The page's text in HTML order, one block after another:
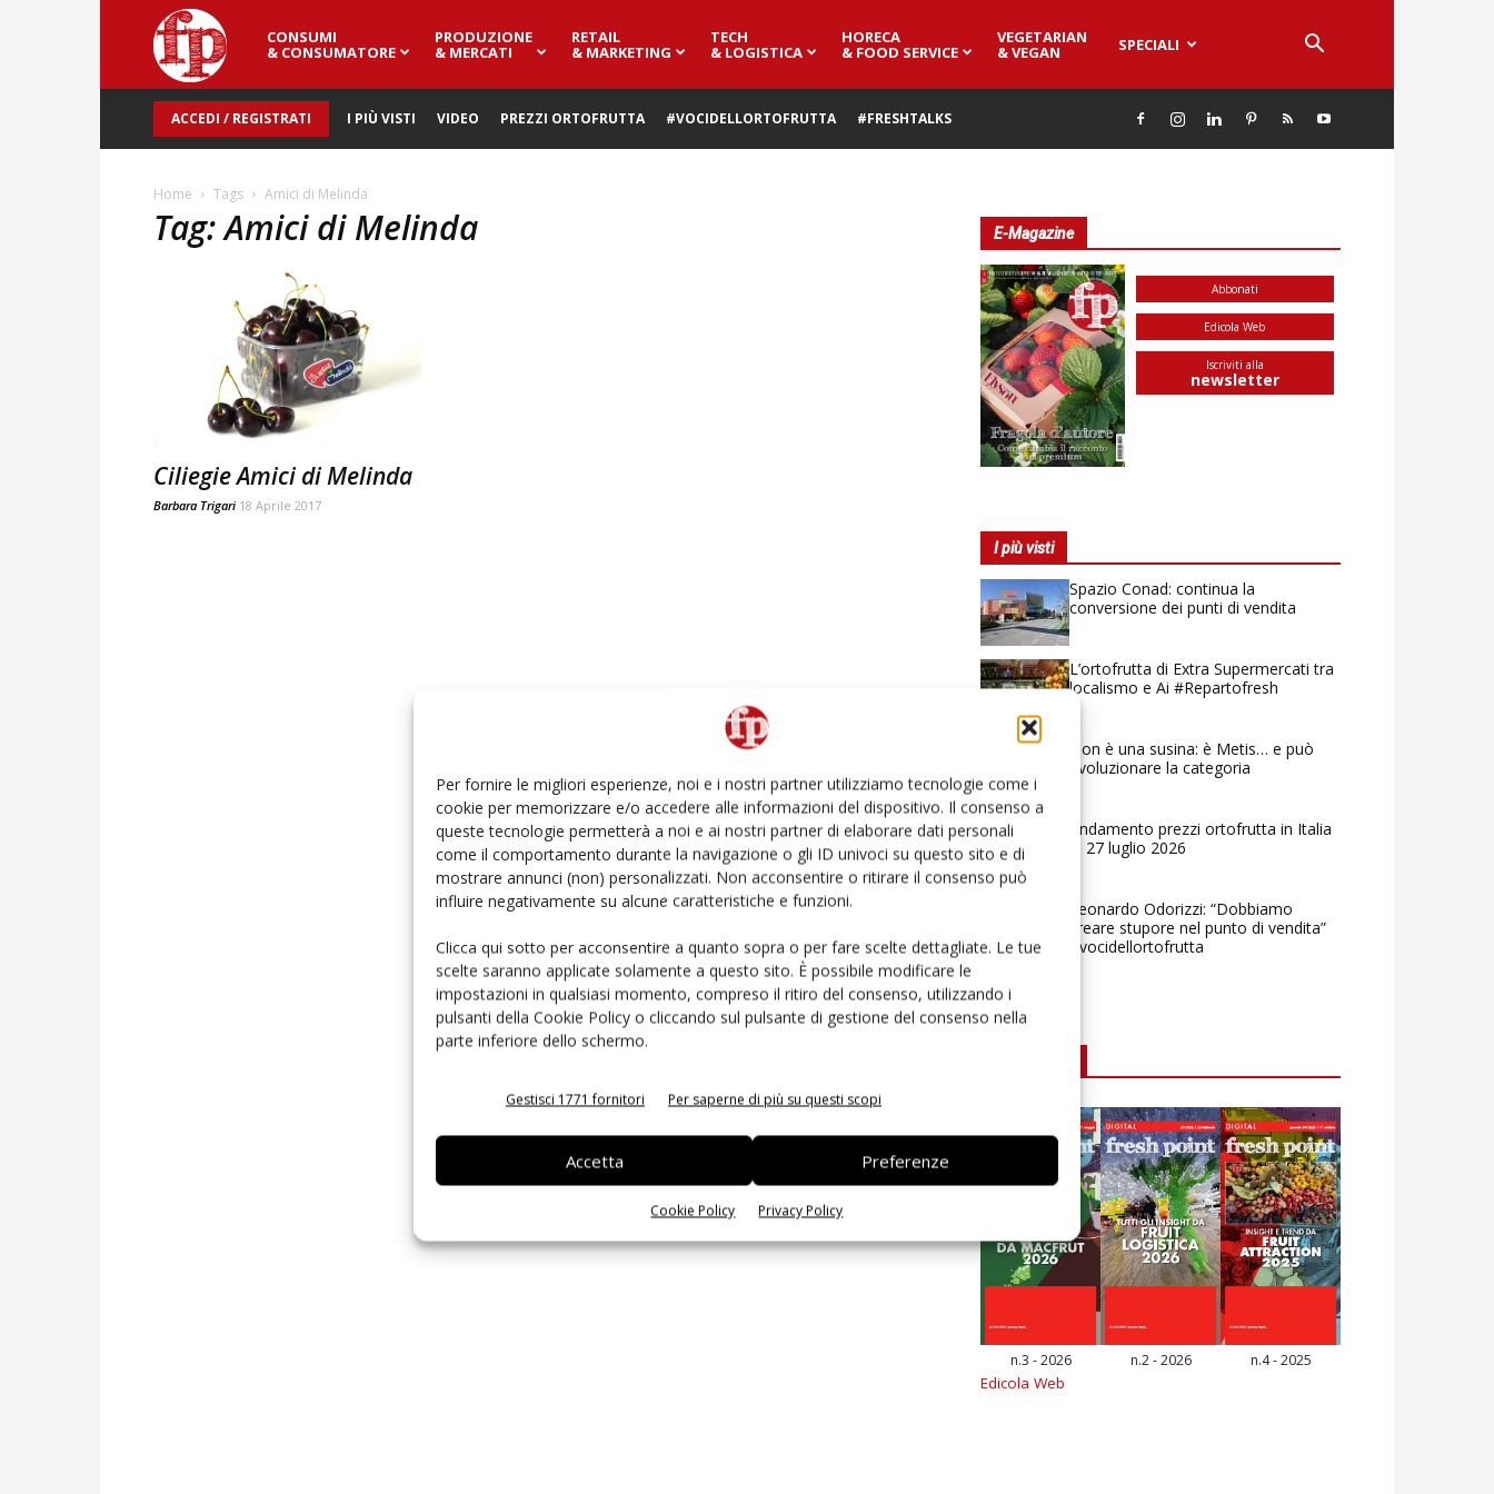
Per fornire le migliori esperienze, noi e i nostri partner utilizziamo tecnologie come i
cookie per memorizzare e/o accedere alle informazioni del dispositivo. Il consenso a
queste tecnologie permetterà a noi e ai nostri partner di elaborare dati personali
come il comportamento durante la navigazione o gli ID univoci su questo sito e di
mostrare annunci (non) personalizzati. Non acconsentire o ritirare il consenso può
influire negativamente su alcune caratteristiche e funzioni.
Clicca qui sotto per acconsentire a quanto sopra o per fare scelte dettagliate. Le tue
scelte saranno applicate solamente a questo sito. È possibile modificare le
impostazioni in qualsiasi momento, compreso il ritiro del consenso, utilizzando i
pulsanti della Cookie Policy o cliccando sul pulsante di gestione del consenso nella
parte inferiore dello schermo.
Gestisci 1771 fornitori Per saperne di più su questi scopi
Accetta Preferenze
Cookie Policy Privacy Policy
Fresh
Point
Magazine
CONSUMI
& CONSUMATORE
PRODUZIONE
& MERCATI
RETAIL
& MARKETING
TECH
& LOGISTICA
HORECA
& FOOD SERVICE
VEGETARIAN
& VEGAN SPECIALI
ACCEDI / REGISTRATI I PIÙ VISTI VIDEO PREZZI ORTOFRUTTA #VOCIDELLORTOFRUTTA #FRESHTALKS
Home Tags Amici di Melinda
Tag: Amici di Melinda
Ciliegie Amici di Melinda
Barbara Trigari 18 Aprile 2017
E-Magazine
Abbonati
Edicola Web
Iscriviti alla
newsletter
I più visti
Spazio Conad: continua la
conversione dei punti di vendita
L’ortofrutta di Extra Supermercati tra
localismo e Ai #Repartofresh
Non è una susina: è Metis… e può
rivoluzionare la categoria
Andamento prezzi ortofrutta in Italia
al 27 luglio 2026
Leonardo Odorizzi: “Dobbiamo
creare stupore nel punto di vendita”
#vocidellortofrutta
n.3 - 2026 n.2 - 2026 n.4 - 2025
Edicola Web